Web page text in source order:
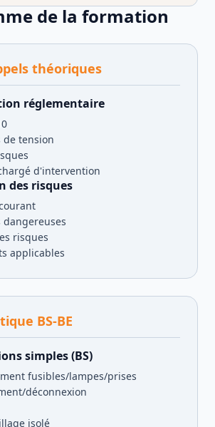
de la formation
théoriques
réglementaire
de tension
d'intervention
des risques
dangereuses
risques
applicables
BS-BE
simples (BS)
fusibles/lampes/prises
déconnexion
isolé